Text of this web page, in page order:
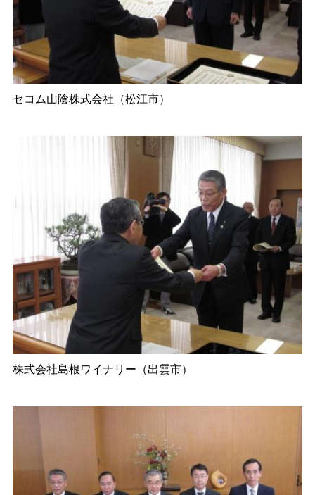
セコム山陰株式会社（松江市）
株式会社島根ワイナリー（出雲市）